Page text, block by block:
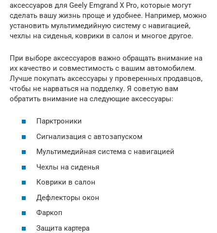
аксессуаров для Geely Emgrand X Pro, которые могут
сделать вашу жизнь проще и удобнее. Например, можно
установить мультимедийную систему с навигацией,
чехлы на сиденья, коврики в салон и многое другое.
При выборе аксессуаров важно обращать внимание на
их качество и совместимость с вашим автомобилем.
Лучше покупать аксессуары у проверенных продавцов,
чтобы не нарваться на подделку. Я советую вам
обратить внимание на следующие аксессуары:
Парктроники
Сигнализация с автозапуском
Мультимедийная система с навигацией
Чехлы на сиденья
Коврики в салон
Дефлекторы окон
Фаркоп
Защита картера